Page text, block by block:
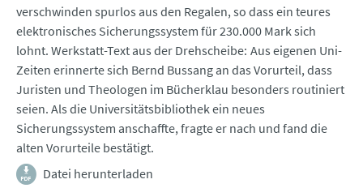
verschwinden spurlos aus den Regalen, so dass ein teures
elektronisches Sicherungssystem für 230.000 Mark sich
lohnt. Werkstatt-Text aus der Drehscheibe: Aus eigenen Uni-
Zeiten erinnerte sich Bernd Bussang an das Vorurteil, dass
Juristen und Theologen im Bücherklau besonders routiniert
seien. Als die Universitätsbibliothek ein neues
Sicherungssystem anschaffte, fragte er nach und fand die
alten Vorurteile bestätigt.
Datei herunterladen